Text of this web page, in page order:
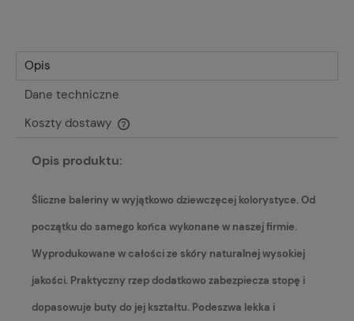
Opis
Dane techniczne
Koszty dostawy
Cena nie zawiera ewentualnych kosztów płatności
Opis produktu:
Śliczne baleriny w wyjątkowo dziewczęcej kolorystyce. Od
początku do samego końca wykonane w naszej firmie.
Wyprodukowane w całości ze skóry naturalnej wysokiej
jakości. Praktyczny rzep dodatkowo zabezpiecza stopę i
dopasowuje buty do jej kształtu. Podeszwa lekka i